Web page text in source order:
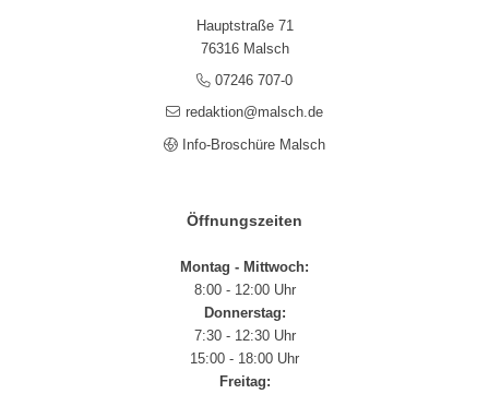
Hauptstraße 71
76316 Malsch
07246 707-0
redaktion@malsch.de
Info-Broschüre Malsch
Öffnungszeiten
Montag - Mittwoch:
8:00 - 12:00 Uhr
Donnerstag:
7:30 - 12:30 Uhr
15:00 - 18:00 Uhr
Freitag: